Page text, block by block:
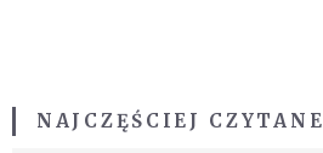
NAJCZĘŚCIEJ CZYTANE